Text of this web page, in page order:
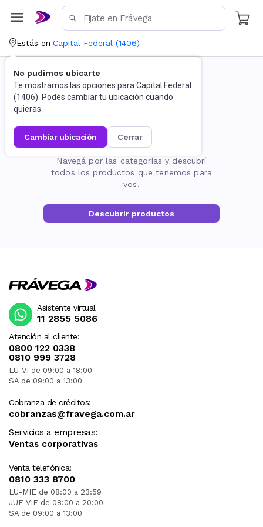
Estás en Capital Federal (1406)
No pudimos ubicarte
Te mostramos las opciones para Capital Federal
(1406). Podés cambiar tu ubicación cuando
quieras.
cambiar ubicación cerrar
La página no existe
Navegá por las categorías y descubrí
todos los productos que tenemos para
vos.
Descubrir productos
Atención al cliente:
0800 122 0338
0810 999 3728
LU-VI de 09:00 a 18:00
SA de 09:00 a 13:00
Cobranza de créditos:
cobranzas@fravega.com.ar
Servicios a empresas:
Ventas corporativas
Venta telefónica:
0810 333 8700
LU-MIE de 08:00 a 23:59
JUE-VIE de 08:00 a 20:00
SA de 09:00 a 13:00
Asistente virtual
11 2855 5086